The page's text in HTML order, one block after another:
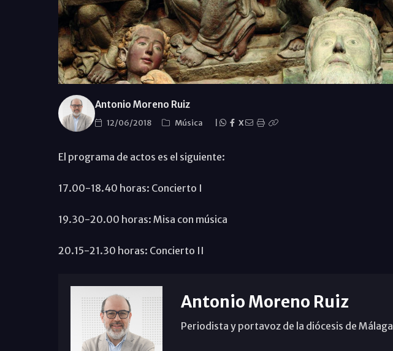
Antonio Moreno Ruiz
12/06/2018 Música X
El programa de actos es el siguiente:
17.00-18.40 horas: Concierto I
19.30-20.00 horas: Misa con música
20.15-21.30 horas: Concierto II
Antonio Moreno Ruiz
Periodista y portavoz de la diócesis de Málaga